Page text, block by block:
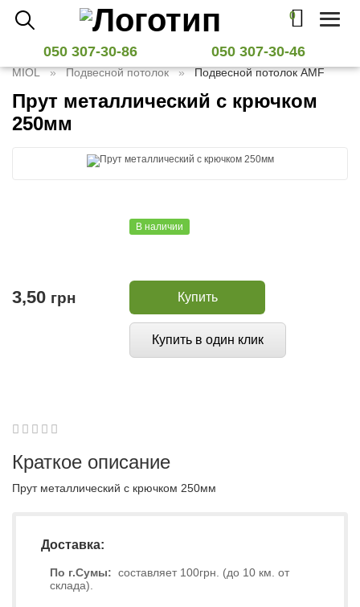
0
Toggle
050 307-30-86 050 307-30-46
MIOL Подвесной потолок Подвесной потолок AMF
Прут металлический с крючком
250мм
В наличии
3,50 грн Купить
Купить в один клик
12345
Краткое описание
Прут металлический с крючком 250мм
Доставка:
По г.Сумы: составляет 100грн. (до 10 км. от
склада).